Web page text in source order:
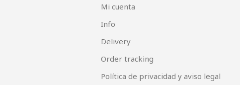
Mi cuenta
Info
Delivery
Order tracking
Política de privacidad y aviso legal